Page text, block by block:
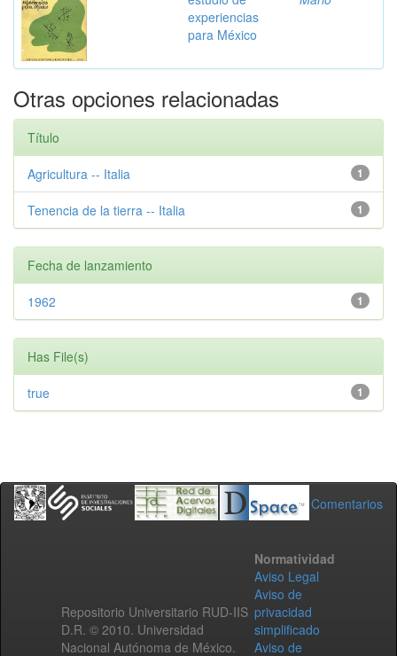
experiencias
para México
Otras opciones relacionadas
Título
1
Agricultura -- Italia
1
Tenencia de la tierra -- Italia
Fecha de lanzamiento
1
1962
Has File(s)
1
true
Comentarios
Repositorio Universitario RUD-IIS
D.R. © 2010. Universidad
Nacional Autónoma de México.
Normatividad
Aviso Legal
Aviso de
privacidad
simplificado
Aviso de